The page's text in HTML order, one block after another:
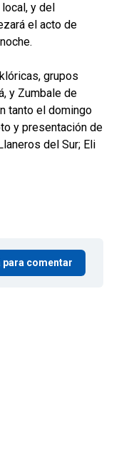
y del
el acto de
grupos
y Zumbale de
tanto el domingo
y presentación de
del Sur; Eli
para comentar